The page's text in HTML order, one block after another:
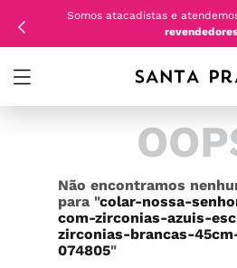
Somos atacadistas e
revendedores
Não encontramos
para "colar-nossa-
com-zirconias-azuis-
zirconias-brancas-
074805"